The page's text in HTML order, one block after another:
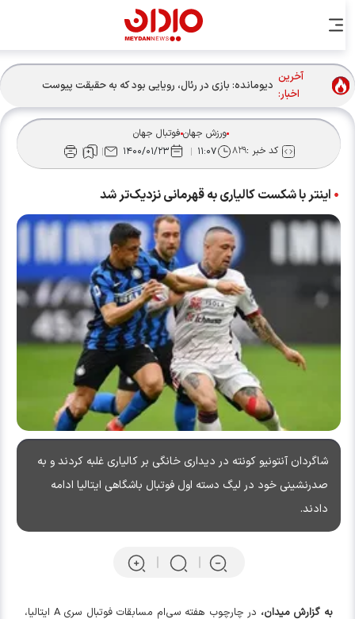
آخرین
اخبار:
دیومانده: بازی در رئال، رویایی بود که به حقیقت پیوست
ورزش جهانفوتبال جهان
کد خبر :۸۲۹ ۱۱:۰۷ ۱۴۰۰/۰۱/۲۳
اینتر با شکست کالیاری به قهرمانی نزدیک‌تر شد
شاگردان آنتونیو کونته در دیداری خانگی بر کالیاری غلبه کردند و به
صدرنشینی خود در لیگ دسته اول فوتبال باشگاهی ایتالیا ادامه
دادند.
به گزارش میدان،
در چارچوب هفته سی‌ام مسابقات فوتبال سری A ایتالیا،